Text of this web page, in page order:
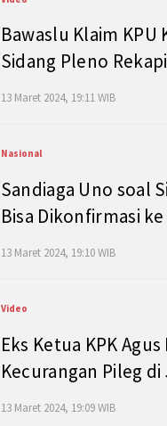
Bawaslu Klaim
Sidang Pleno
13 Maret 2024, 19:11 WIB
Nasional
Sandiaga Uno soal
Bisa Dikonfirmasi
13 Maret 2024, 19:10 WIB
Video
Eks Ketua KPK
Kecurangan Pileg
13 Maret 2024, 19:09 WIB